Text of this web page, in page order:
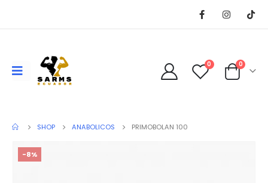
0 0
SHOP ANABOLICOS PRIMOBOLAN 100
-8%